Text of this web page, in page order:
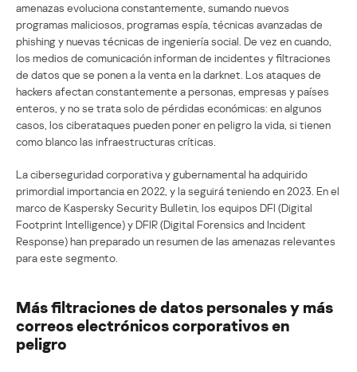
amenazas evoluciona constantemente, sumando nuevos
programas maliciosos, programas espía, técnicas avanzadas de
phishing y nuevas técnicas de ingeniería social. De vez en cuando,
los medios de comunicación informan de incidentes y filtraciones
de datos que se ponen a la venta en la darknet. Los ataques de
hackers afectan constantemente a personas, empresas y países
enteros, y no se trata solo de pérdidas económicas: en algunos
casos, los ciberataques pueden poner en peligro la vida, si tienen
como blanco las infraestructuras críticas.
La ciberseguridad corporativa y gubernamental ha adquirido
primordial importancia en 2022, y la seguirá teniendo en 2023. En el
marco de Kaspersky Security Bulletin, los equipos DFI (Digital
Footprint Intelligence) y DFIR (Digital Forensics and Incident
Response) han preparado un resumen de las amenazas relevantes
para este segmento.
Más filtraciones de datos personales y más
correos electrónicos corporativos en
peligro